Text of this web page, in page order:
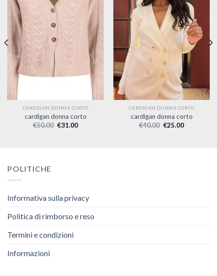
CARDIGAN DONNA CORTO
cardigan donna corto
€50.00 €31.00
CARDIGAN DONNA CORTO
cardigan donna corto
€40.00 €25.00
POLITICHE
Informativa sulla privacy
Politica di rimborso e reso
Termini e condizioni
Informazioni